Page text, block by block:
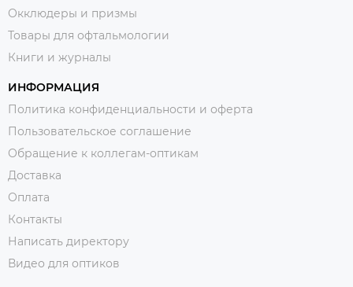
Окклюдеры и призмы
Товары для офтальмологии
Книги и журналы
ИНФОРМАЦИЯ
Политика конфиденциальности и оферта
Пользовательское соглашение
Обращение к коллегам-оптикам
Доставка
Оплата
Контакты
Написать директору
Видео для оптиков